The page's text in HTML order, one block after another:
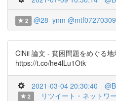
2 @28_ynm @mtf07270309
CiNii 論文 - 貧困問題をめぐる
https://t.co/he4lLu1Otk
2021-03-04 20:30:40
2
リツイート・ネットワ